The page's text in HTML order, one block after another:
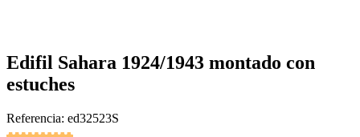
Edifil Sahara 1924/1943 montado con
estuches
Referencia: ed32523S